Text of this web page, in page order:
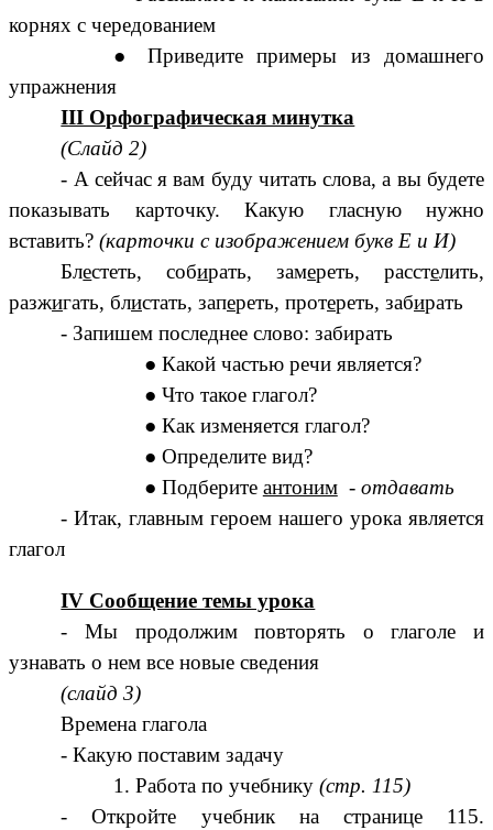
корнях с чередованием
Приведите примеры из домашнего
упражнения
III Орфографическая минутка
(Слайд 2)
- А сейчас я вам буду читать слова, а вы будете
показывать карточку. Какую гласную нужно
вставить? (карточки с изображением букв Е и И)
Блестеть, собирать, замереть, расстелить,
разжигать, блистать, запереть, протереть, забирать
- Запишем последнее слово: забирать
Какой частью речи является?
Что такое глагол?
Как изменяется глагол?
Определите вид?
Подберите антоним- отдавать
- Итак, главным героем нашего урока является
глагол
IV Сообщение темы урока
- Мы продолжим повторять о глаголе и
узнавать о нем все новые сведения
(слайд 3)
Времена глагола
- Какую поставим задачу
Работа по учебнику(стр. 115)
- Откройте учебник на странице 115.